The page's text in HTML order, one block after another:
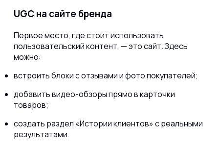
UGC на сайте бренда
Первое место, где стоит использовать
пользовательский контент, — это сайт. Здесь
можно:
встроить блоки с отзывами и фото покупателей;
добавить видео-обзоры прямо в карточки
товаров;
создать раздел «Истории клиентов» с реальными
результатами.